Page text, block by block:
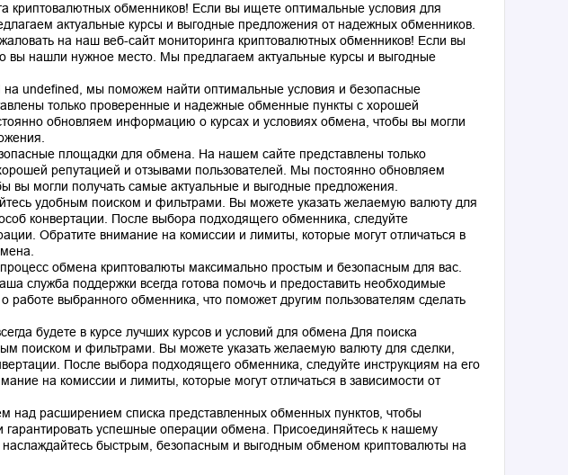
криптовалютных обменников! Если вы ищете оптимальные условия для
актуальные курсы и выгодные предложения от надежных обменников.
на наш веб-сайт мониторинга криптовалютных обменников! Если вы
вы нашли нужное место. Мы предлагаем актуальные курсы и выгодные
undefined, мы поможем найти оптимальные условия и безопасные
только проверенные и надежные обменные пункты с хорошей
обновляем информацию о курсах и условиях обмена, чтобы вы могли
площадки для обмена. На нашем сайте представлены только
репутацией и отзывами пользователей. Мы постоянно обновляем
вы могли получать самые актуальные и выгодные предложения.
удобным поиском и фильтрами. Вы можете указать желаемую валюту для
конвертации. После выбора подходящего обменника, следуйте
Обратите внимание на комиссии и лимиты, которые могут отличаться в
обмена криптовалюты максимально простым и безопасным для вас.
служба поддержки всегда готова помочь и предоставить необходимые
работе выбранного обменника, что поможет другим пользователям сделать
будете в курсе лучших курсов и условий для обмена Для поиска
поиском и фильтрами. Вы можете указать желаемую валюту для сделки,
После выбора подходящего обменника, следуйте инструкциям на его
на комиссии и лимиты, которые могут отличаться в зависимости от
над расширением списка представленных обменных пунктов, чтобы
успешные операции обмена. Присоединяйтесь к нашему
наслаждайтесь быстрым, безопасным и выгодным обменом криптовалюты на